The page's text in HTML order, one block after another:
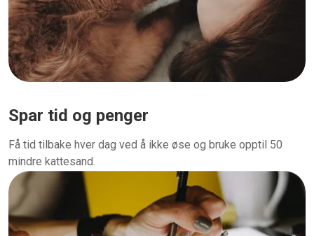
Spar tid og penger
Få tid tilbake hver dag ved å ikke øse og bruke opptil 50
mindre kattesand.